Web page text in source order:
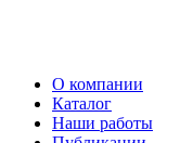
О компании
Каталог
Наши работы